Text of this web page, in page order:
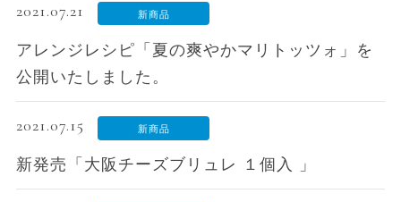
2021.07.21 新商品
アレンジレシピ「夏の爽やかマリトッツォ」を
公開いたしました。
2021.07.15 新商品
新発売「大阪チーズブリュレ １個入 」